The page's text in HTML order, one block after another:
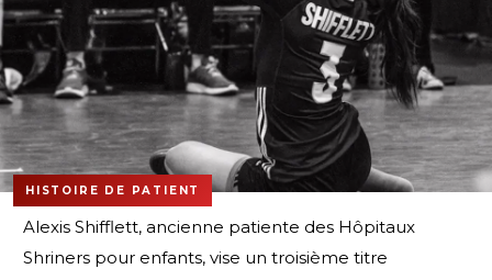
HISTOIRE DE PATIENT
Alexis Shifflett, ancienne patiente des Hôpitaux
Shriners pour enfants, vise un troisième titre